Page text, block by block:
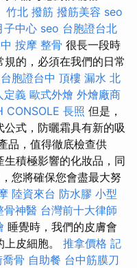
竹北 撥筋 撥筋美容 seo
子中心 seo 台胞證台北
按摩 整骨 很長一段時
的，必須在我們的日常
台胞證台中 頂樓 漏水 北
定義 歐式外燴 外燴廠商
CONSOLE 長照 但是，
式，防曬霜具有新的吸
品，值得徹底檢查供
積極影響的化妝品，同
您將確保您會盡最大努
陸資來台 防水膠 小型
骨神醫 台灣前十大律師
睡覺時，我們的皮膚會
皮細胞。 推拿價格 記
骨 自助餐 台中筋膜刀